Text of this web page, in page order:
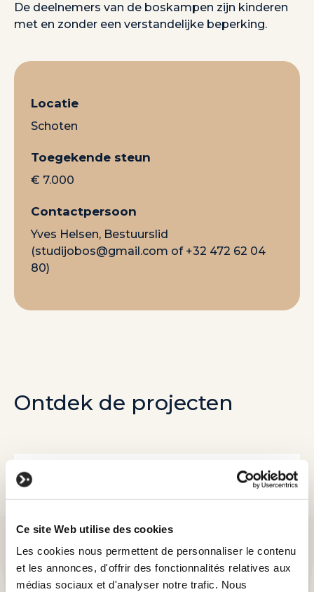
Ce site Web utilise des cookies
Les cookies nous permettent de personnaliser le contenu
et les annonces, d'offrir des fonctionnalités relatives aux
médias sociaux et d'analyser notre trafic. Nous
De deelnemers van de boskampen zijn kinderen
met en zonder een verstandelijke beperking.
Locatie
Schoten
Toegekende steun
€ 7.000
Contactpersoon
Yves Helsen, Bestuurslid
(studijobos@gmail.com of +32 472 62 04
80)
Ontdek de projecten
I SEE | IDEA | I DO